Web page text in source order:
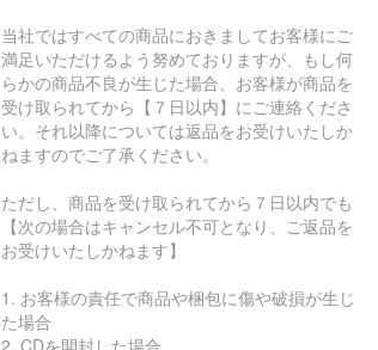
当社ではすべての商品におきましてお客様にご
満足いただけるよう努めておりますが、もし何
らかの商品不良が生じた場合、お客様が商品を
受け取られてから【７日以内】にご連絡くださ
い。それ以降については返品をお受けいたしか
ねますのでご了承ください。
ただし、商品を受け取られてから７日以内でも
【次の場合はキャンセル不可となり、ご返品を
お受けいたしかねます】
1. お客様の責任で商品や梱包に傷や破損が生じ
た場合
2. CDを開封した場合